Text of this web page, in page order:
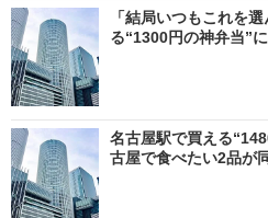
「結局いつもこれを
る“1300円の神弁当”
名古屋駅で買える
古屋で食べたい2品が